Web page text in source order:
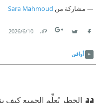
مشاركة من Sara Mahmoud
10‏/6‏/2026
أوافق
الخطر يُعلِّم الجميع كيف